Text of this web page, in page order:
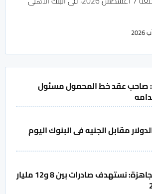
صاحب عقد خط المحمول مسئول
مقابل الجنيه فى البنوك اليوم
غرفة الملابس الجاهزة: نستهدف صادرات بين 8 و12 مليار